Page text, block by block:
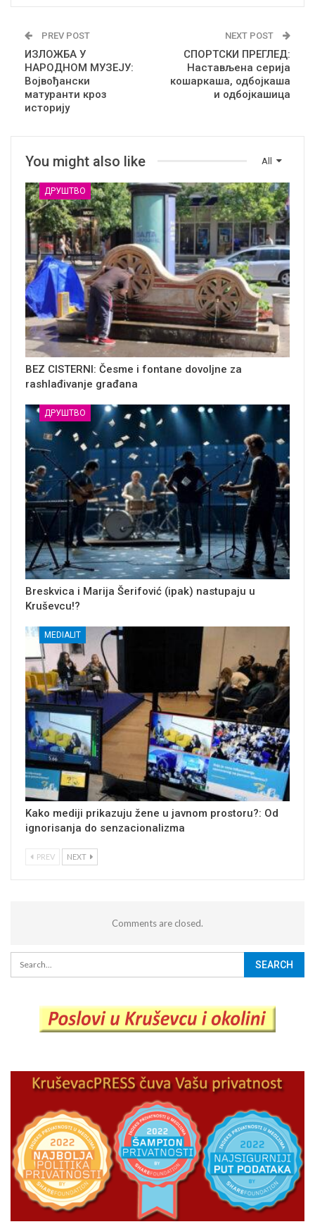
PREV POST
ИЗЛОЖБА У
НАРОДНОМ МУЗЕЈУ:
Војвођански
матуранти кроз
историју
NEXT POST
СПОРТСКИ ПРЕГЛЕД:
Настављена серија
кошаркаша, одбојкаша
и одбојкашица
All
You might also like
ДРУШТВО
BEZ CISTERNI: Česme i fontane dovoljne za
rashlađivanje građana
ДРУШТВО
Breskvica i Marija Šerifović (ipak) nastupaju u
Kruševcu!?
MEDIALIT
Kako mediji prikazuju žene u javnom prostoru?: Od
ignorisanja do senzacionalizma
PREV NEXT
Comments are closed.